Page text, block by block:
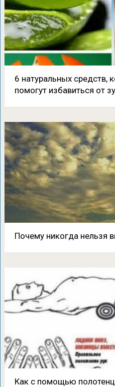
6 натуральных средств,
помогут избавиться от
Почему никогда нельзя
Как с помощью